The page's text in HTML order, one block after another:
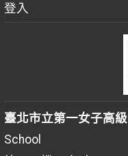
登入
臺北市立第一女子高
School